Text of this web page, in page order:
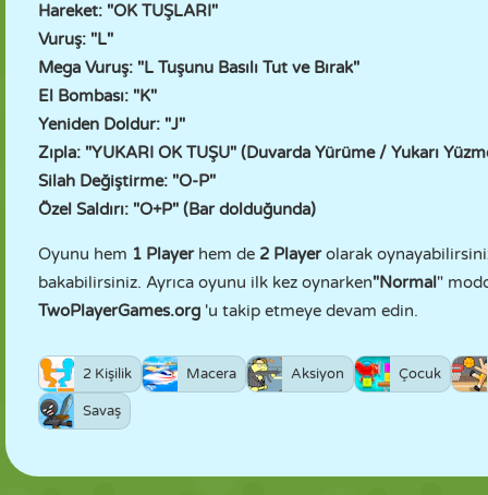
Hareket: "OK TUŞLARI"
Vuruş: "L"
Mega Vuruş: "L Tuşunu Basılı Tut ve Bırak"
El Bombası: "K"
Yeniden Doldur: "J"
Zıpla: "YUKARI OK TUŞU" (Duvarda Yürüme / Yukarı
Silah Değiştirme: "O-P"
Özel Saldırı: "O+P" (Bar dolduğunda)
Oyunu hem 1 Player hem de 2 Playerolarak
bakabilirsiniz. Ayrıca oyunu ilk kez oynarken"Normal"
TwoPlayerGames.org 'u takip etmeye devam edin.
2 Kişilik Macera Aksiyon Çocuk
Savaş